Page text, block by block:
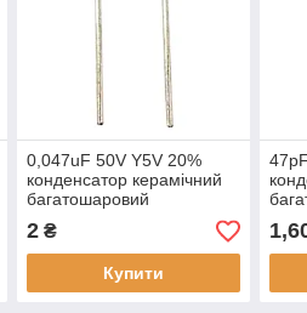
0,047uF 50V Y5V 20%
конденсатор керамічний
багатошаровий
2₴
Купити